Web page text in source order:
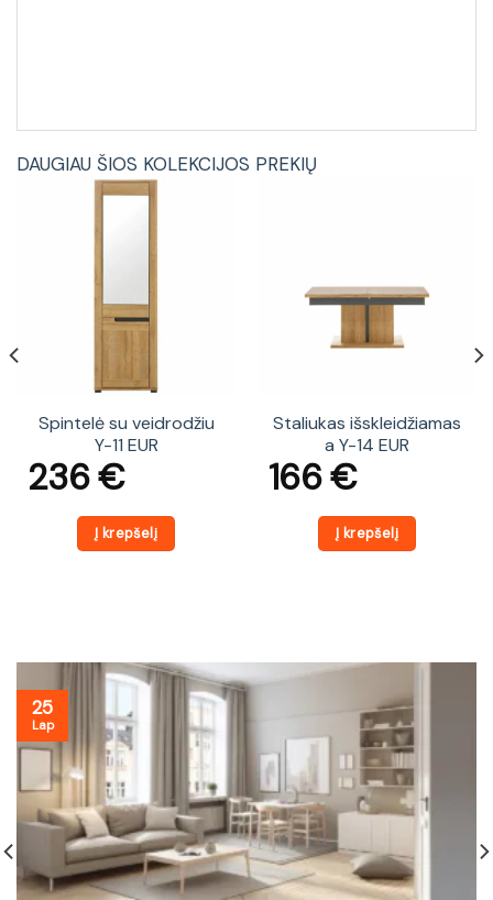
DAUGIAU ŠIOS KOLEKCIJOS PREKIŲ
Spintelė su veidrodžiu
Y-11 EUR
236€
Į krepšelį
Staliukas išskleidžiamas
a Y-14 EUR
166€
Į krepšelį
25
Lap